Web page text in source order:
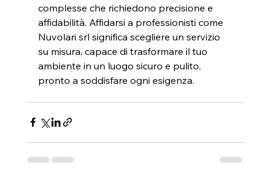
complesse che richiedono precisione e
affidabilità. Affidarsi a professionisti come
Nuvolari srl significa scegliere un servizio
su misura, capace di trasformare il tuo
ambiente in un luogo sicuro e pulito,
pronto a soddisfare ogni esigenza.